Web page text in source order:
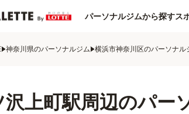
パーソナルジムから探すス
神奈川県のパーソナルジム 横浜市神奈川区のパーソナル
沢上町駅周辺のパー